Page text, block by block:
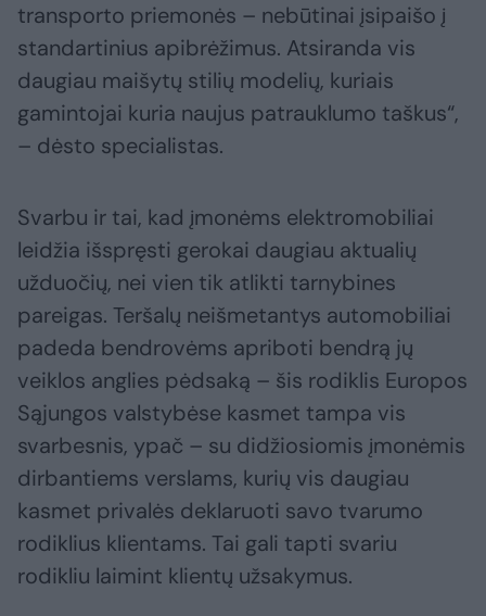
transporto priemonės – nebūtinai įsipaišo į
standartinius apibrėžimus. Atsiranda vis
daugiau maišytų stilių modelių, kuriais
gamintojai kuria naujus patrauklumo taškus“,
– dėsto specialistas.
Svarbu ir tai, kad įmonėms elektromobiliai
leidžia išspręsti gerokai daugiau aktualių
užduočių, nei vien tik atlikti tarnybines
pareigas. Teršalų neišmetantys automobiliai
padeda bendrovėms apriboti bendrą jų
veiklos anglies pėdsaką – šis rodiklis Europos
Sąjungos valstybėse kasmet tampa vis
svarbesnis, ypač – su didžiosiomis įmonėmis
dirbantiems verslams, kurių vis daugiau
kasmet privalės deklaruoti savo tvarumo
rodiklius klientams. Tai gali tapti svariu
rodikliu laimint klientų užsakymus.